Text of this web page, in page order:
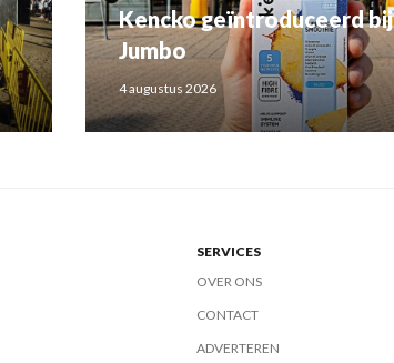
Kencko geïntroduceerd bij
Jumbo
4 augustus 2026
SERVICES
OVER ONS
CONTACT
ADVERTEREN